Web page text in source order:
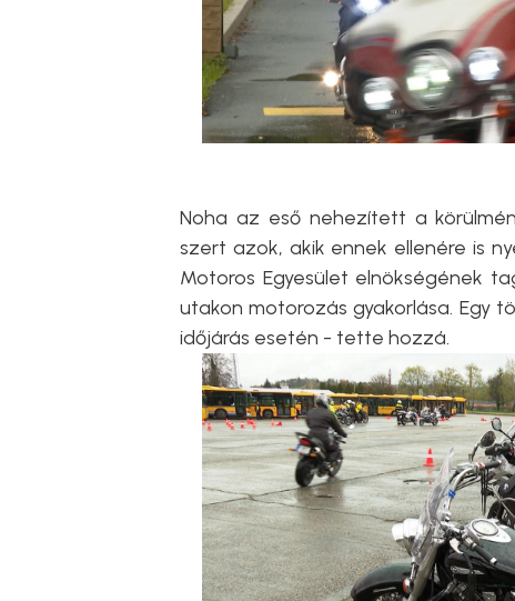
Noha az eső nehezített a
szert azok, akik ennek ellenére is
Motoros Egyesület elnökségének
utakon motorozás gyakorlása. Egy
időjárás esetén - tette hozzá.